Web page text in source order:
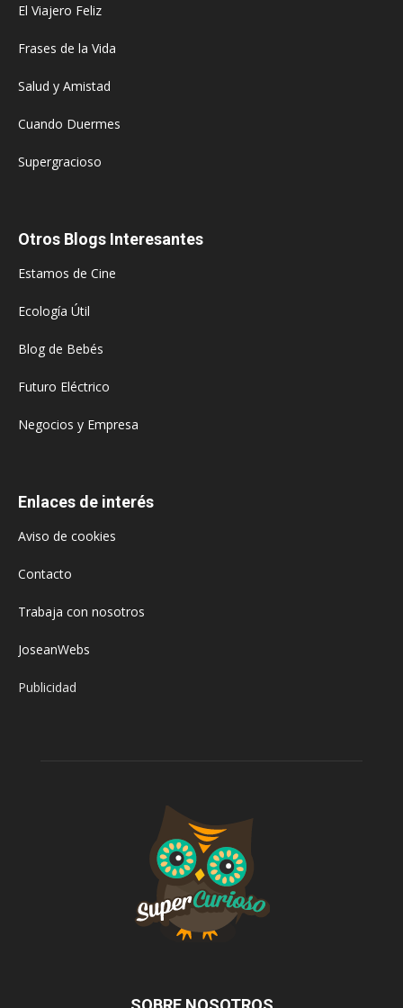
El Viajero Feliz
Frases de la Vida
Salud y Amistad
Cuando Duermes
Supergracioso
Otros Blogs Interesantes
Estamos de Cine
Ecología Útil
Blog de Bebés
Futuro Eléctrico
Negocios y Empresa
Enlaces de interés
Aviso de cookies
Contacto
Trabaja con nosotros
JoseanWebs
Publicidad